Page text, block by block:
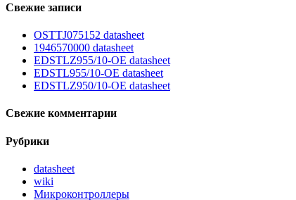
Свежие записи
OSTTJ075152 datasheet
1946570000 datasheet
EDSTLZ955/10-OE datasheet
EDSTL955/10-OE datasheet
EDSTLZ950/10-OE datasheet
Свежие комментарии
Рубрики
datasheet
wiki
Микроконтроллеры